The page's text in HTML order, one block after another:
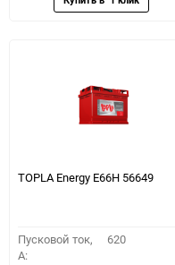
TOPLA Energy E66H 56649
Пусковой ток,
A:
620